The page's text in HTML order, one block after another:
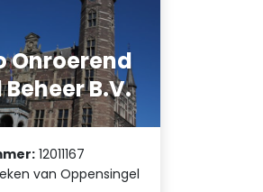
Onroerend
B.V.
12011167
van Oppensingel